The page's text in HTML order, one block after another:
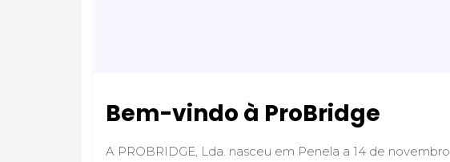
Bem-vindo à ProBridge
A PROBRIDGE, Lda. nasceu em Penela a 14 de novembro